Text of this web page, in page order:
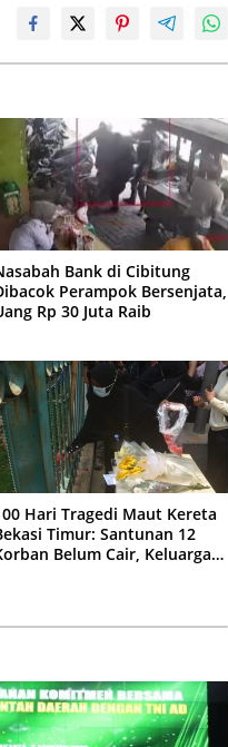
Bank di Cibitung
Perampok Bersenjata,
Rp 30 Juta Raib
Hari Tragedi Maut Kereta
Timur: Santunan 12
Belum Cair, Keluarga